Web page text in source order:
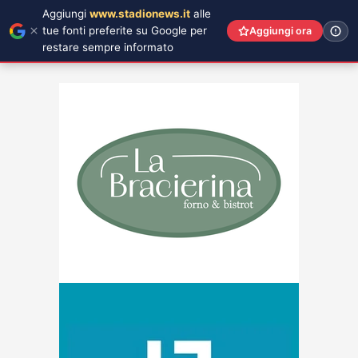
Aggiungi www.stadionews.it alle
tue fonti preferite su Google per
restare sempre informato
Aggiungi ora